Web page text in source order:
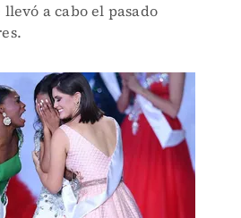
a cabo el pasado